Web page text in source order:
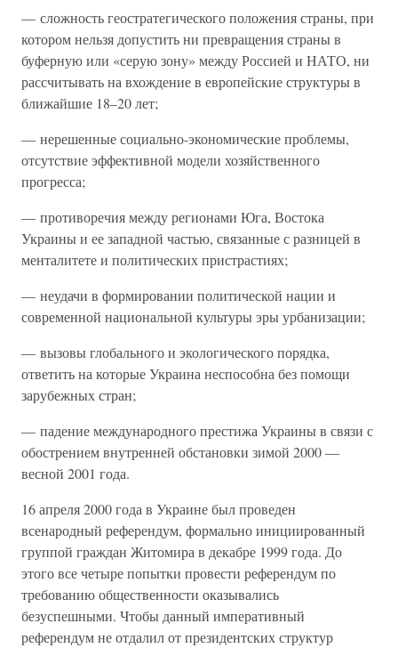
— сложность геостратегического положения страны, при
котором нельзя допустить ни превращения страны в
буферную или «серую зону» между Россией и НАТО, ни
рассчитывать на вхождение в европейские структуры в
ближайшие 18–20 лет;
— нерешенные социально-экономические проблемы,
отсутствие эффективной модели хозяйственного
прогресса;
— противоречия между регионами Юга, Востока
Украины и ее западной частью, связанные с разницей в
менталитете и политических пристрастиях;
— неудачи в формировании политической нации и
современной национальной культуры эры урбанизации;
— вызовы глобального и экологического порядка,
ответить на которые Украина неспособна без помощи
зарубежных стран;
— падение международного престижа Украины в связи с
обострением внутренней обстановки зимой 2000 —
весной 2001 года.
16 апреля 2000 года в Украине был проведен
всенародный референдум, формально инициированный
группой граждан Житомира в декабре 1999 года. До
этого все четыре попытки провести референдум по
требованию общественности оказывались
безуспешными. Чтобы данный императивный
референдум не отдалил от президентских структур